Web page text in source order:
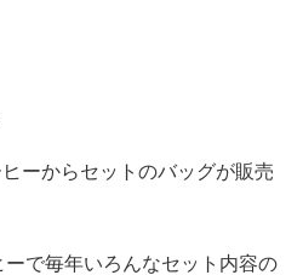
ーからセットのバッグが販売
ーで毎年いろんなセット内容の